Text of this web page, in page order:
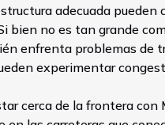
adecuada pueden
bien no es tan grande
enfrenta problemas de
experimentar
cerca de la frontera